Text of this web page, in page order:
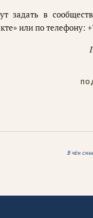
задать в
или по телефону:
В чём